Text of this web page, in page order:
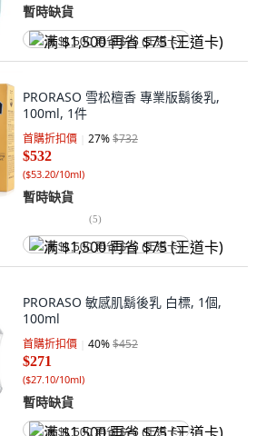
暫時缺貨
满 $1,500 再省 $75 (王道卡)
PRORASO 雪松檀香 專業版鬍後乳,
100ml, 1件
首購折扣價 27%$732
$532
($53.20/10ml)
暫時缺貨
(5)
满 $1,500 再省 $75 (王道卡)
PRORASO 敏感肌鬍後乳 白標, 1個,
100ml
首購折扣價 40%$452
$271
($27.10/10ml)
暫時缺貨
满 $1,500 再省 $75 (王道卡)